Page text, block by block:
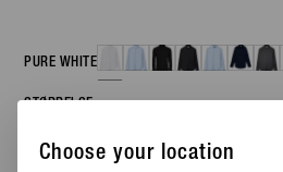
Choose your location
PURE WHITE
37